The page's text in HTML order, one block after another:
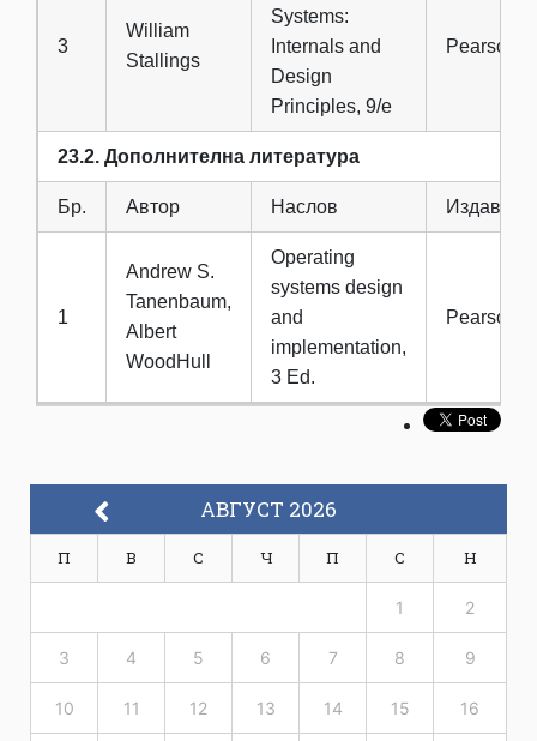
3
William
Stallings
Systems:
Internals and
Design
Principles, 9/e
Pearson
23.2. Дополнителна литература
Бр. Автор Наслов Издавач
1
Andrew S.
Tanenbaum,
Albert
WoodHull
Operating
systems design
and
implementation,
3 Ed.
Pearson
АВГУСТ 2026
П В С Ч П С Н
1 2
3 4 5 6 7 8 9
10 11 12 13 14 15 16